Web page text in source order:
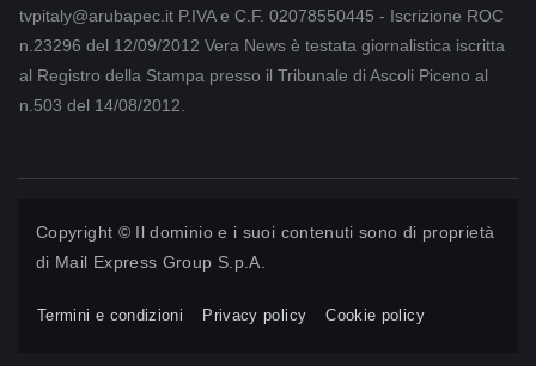
tvpitaly@arubapec.it P.IVA e C.F. 02078550445 - Iscrizione ROC
n.23296 del 12/09/2012 Vera News è testata giornalistica iscritta
al Registro della Stampa presso il Tribunale di Ascoli Piceno al
n.503 del 14/08/2012.
Copyright © Il dominio e i suoi contenuti sono di proprietà
di Mail Express Group S.p.A.
Termini e condizioni Privacy policy Cookie policy